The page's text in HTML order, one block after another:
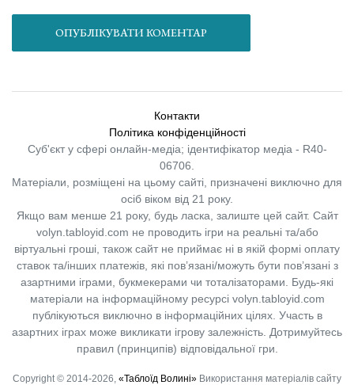
ОПУБЛІКУВАТИ КОМЕНТАР
Контакти
Політика конфіденційності
Суб'єкт у сфері онлайн-медіа; ідентифікатор медіа - R40-
06706.
Матеріали, розміщені на цьому сайті, призначені виключно для
осіб віком від 21 року.
Якщо вам менше 21 року, будь ласка, залиште цей сайт. Сайт
volyn.tabloyid.com не проводить ігри на реальні та/або
віртуальні гроші, також сайт не приймає ні в якій формі оплату
ставок та/інших платежів, які пов’язані/можуть бути пов’язані з
азартними іграми, букмекерами чи тоталізаторами. Будь-які
матеріали на інформаційному ресурсі volyn.tabloyid.com
публікуються виключно в інформаційних цілях. Участь в
азартних іграх може викликати ігрову залежність. Дотримуйтесь
правил (принципів) відповідальної гри.
Copyright © 2014-2026, «Таблоїд Волині» Використання матеріалів сайту